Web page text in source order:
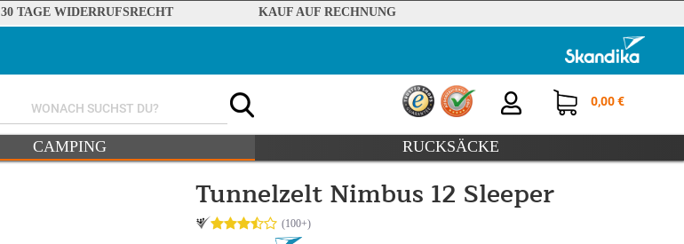
30 TAGE WIDERRUFSRECHT KAUF AUF RECHNUNG
0,00 €
CAMPING RUCKSÄCKE
Tunnelzelt Nimbus 12 Sleeper